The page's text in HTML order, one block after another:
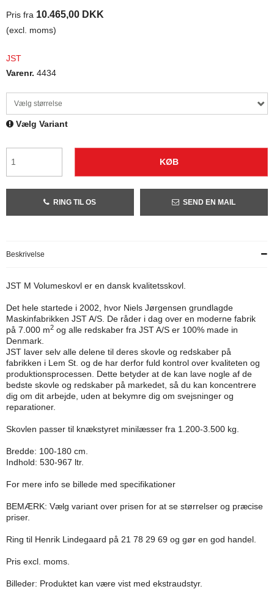
Pris fra 10.465,00 DKK
(excl. moms)
JST
Varenr. 4434
Vælg størrelse
Vælg Variant
KØB
RING TIL OS SEND EN MAIL
Beskrivelse
JST M Volumeskovl er en dansk kvalitetsskovl.
Det hele startede i 2002, hvor Niels Jørgensen grundlagde
Maskinfabrikken JST A/S. De råder i dag over en moderne fabrik
på 7.000 m2 og alle redskaber fra JST A/S er 100% made in
Denmark.
JST laver selv alle delene til deres skovle og redskaber på
fabrikken i Lem St. og de har derfor fuld kontrol over kvaliteten og
produktionsprocessen. Dette betyder at de kan lave nogle af de
bedste skovle og redskaber på markedet, så du kan koncentrere
dig om dit arbejde, uden at bekymre dig om svejsninger og
reparationer.
Skovlen passer til knækstyret minilæsser fra 1.200-3.500 kg.
Bredde: 100-180 cm.
Indhold: 530-967 ltr.
For mere info se billede med specifikationer
BEMÆRK: Vælg variant over prisen for at se størrelser og præcise
priser.
Ring til Henrik Lindegaard på 21 78 29 69 og gør en god handel.
Pris excl. moms.
Billeder: Produktet kan være vist med ekstraudstyr.